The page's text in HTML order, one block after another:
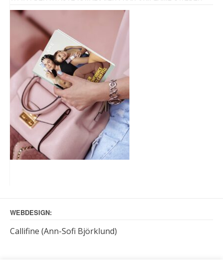
WEBDESIGN:
Callifine (Ann-Sofi Björklund)